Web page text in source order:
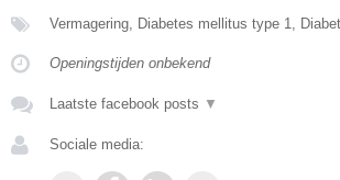
Vermagering, Diabetes mellitus type 1,
Openingstijden onbekend
Laatste facebook posts ▼
Sociale media: